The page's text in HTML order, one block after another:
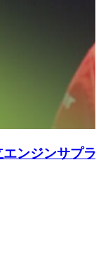
ンジンサプ